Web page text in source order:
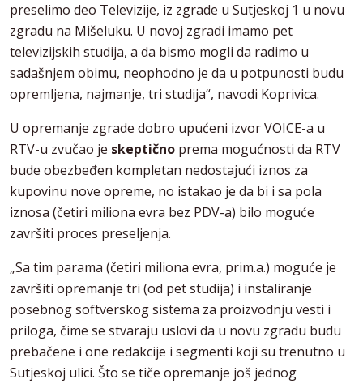
preselimo deo Televizije, iz zgrade u Sutjeskoj 1 u novu
zgradu na Mišeluku. U novoj zgradi imamo pet
televizijskih studija, a da bismo mogli da radimo u
sadašnjem obimu, neophodno je da u potpunosti budu
opremljena, najmanje, tri studija“, navodi Koprivica.
U opremanje zgrade dobro upućeni izvor VOICE-a u
RTV-u zvučao je skeptično prema mogućnosti da RTV
bude obezbeđen kompletan nedostajući iznos za
kupovinu nove opreme, no istakao je da bi i sa pola
iznosa (četiri miliona evra bez PDV-a) bilo moguće
završiti proces preseljenja.
„Sa tim parama (četiri miliona evra, prim.a.) moguće je
završiti opremanje tri (od pet studija) i instaliranje
posebnog softverskog sistema za proizvodnju vesti i
priloga, čime se stvaraju uslovi da u novu zgradu budu
prebačene i one redakcije i segmenti koji su trenutno u
Sutjeskoj ulici. Što se tiče opremanje još jednog